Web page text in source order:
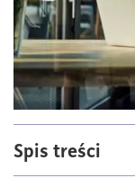
Spis treści